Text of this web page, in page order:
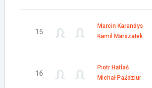
15
Marcin Karandys
Kamil Marszałek
16
Piotr Hatlaś
Michał Paździur